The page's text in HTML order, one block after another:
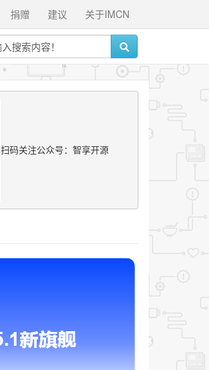
关于IMCN
建议
捐赠
扫码关注公众号：智享开源